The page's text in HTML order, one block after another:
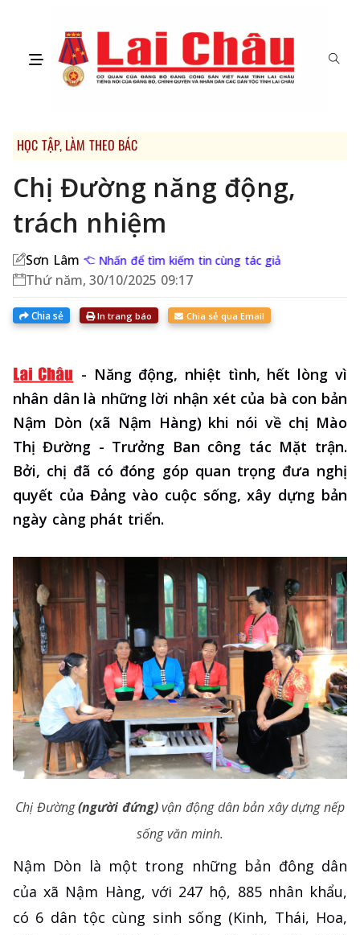
HỌC TẬP, LÀM THEO BÁC
Chị Đường năng động,
trách nhiệm
Sơn Lâm Nhấn để tìm kiếm tin cùng tác giả
Thứ năm, 30/10/2025 09:17
Chia sẻ In trang báo Chia sẻ qua Email
- Năng động, nhiệt tình, hết lòng vì
nhân dân là những lời nhận xét của bà con bản
Nậm Dòn (xã Nậm Hàng) khi nói về chị Mào
Thị Đường - Trưởng Ban công tác Mặt trận.
Bởi, chị đã có đóng góp quan trọng đưa nghị
quyết của Đảng vào cuộc sống, xây dựng bản
ngày càng phát triển.
Chị Đường(người đứng)vận động dân bản xây dựng nếp
sống văn minh.
Nậm Dòn là một trong những bản đông dân
của xã Nậm Hàng, với 247 hộ, 885 nhân khẩu,
có 6 dân tộc cùng sinh sống (Kinh, Thái, Hoa,